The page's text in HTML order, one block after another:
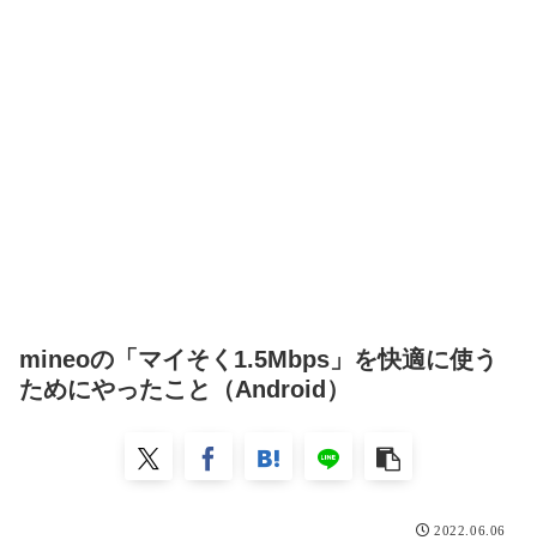
mineoの「マイそく1.5Mbps」を快適に使う
ためにやったこと（Android）
2022.06.06